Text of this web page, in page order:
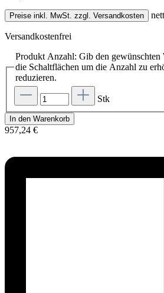
Preise inkl. MwSt. zzgl. Versandkosten
Versandkostenfrei
Produkt Anzahl: Gib den gewünschten
die Schaltflächen um die Anzahl zu
reduzieren.
Stk
In den Warenkorb
957,24 €